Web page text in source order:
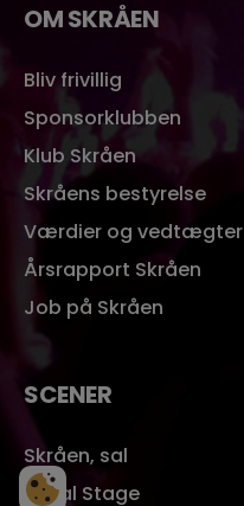
OM SKRÅEN
Bliv frivillig
Sponsorklubben
Klub Skråen
Skråens bestyrelse
Værdier og vedtægter
Årsrapport Skråen
Job på Skråen
SCENER
Skråen, sal
Royal Stage